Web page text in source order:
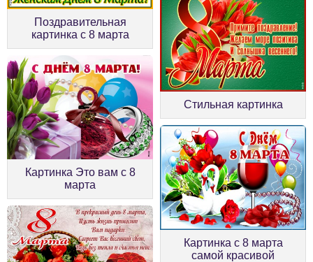
Поздравительная
картинка с 8 марта
Стильная картинка
Картинка Это вам с 8
марта
Картинка с 8 марта
самой красивой